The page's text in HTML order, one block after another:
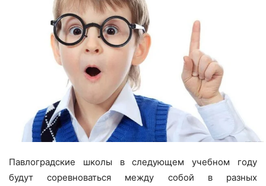
Павлоградские школы в следующем учебном году
будут соревноваться между собой в разных